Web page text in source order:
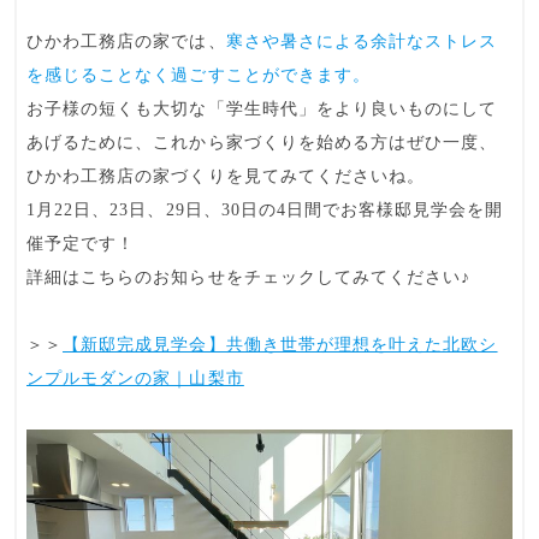
ひかわ工務店の家では、 寒さや暑さによる余計なストレス
を感じることなく過ごすことができます。
お子様の短くも大切な「学生時代」をより良いものにして
あげるために、これから家づくりを始める方はぜひ一度、
ひかわ工務店の家づくりを見てみてくださいね。
1月22日、23日、29日、30日の4日間でお客様邸見学会を開
催予定です！
詳細はこちらのお知らせをチェックしてみてください♪
＞＞
【新邸完成見学会】共働き世帯が理想を叶えた北欧シ
ンプルモダンの家｜山梨市